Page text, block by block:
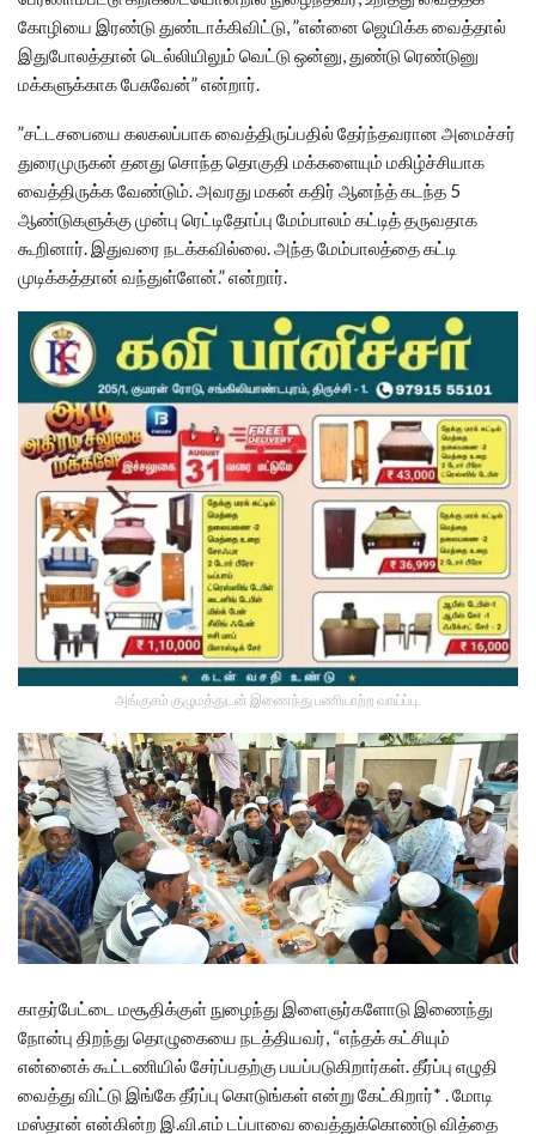
கோழியை இரண்டு துண்டாக்கிவிட்டு, ”என்னை ஜெயிக்க வைத்தால்
இதுபோலத்தான் டெல்லியிலும் வெட்டு ஒன்னு, துண்டு ரெண்டுனு
மக்களுக்காக பேசுவேன்” என்றார்.
”சட்டசபையை கலகலப்பாக வைத்திருப்பதில் தேர்ந்தவரான அமைச்சர்
துரைமுருகன் தனது சொந்த தொகுதி மக்களையும் மகிழ்ச்சியாக
வைத்திருக்க வேண்டும். அவரது மகன் கதிர் ஆனந்த் கடந்த 5
ஆண்டுகளுக்கு முன்பு ரெட்டிதோப்பு மேம்பாலம் கட்டித் தருவதாக
கூறினார். இதுவரை நடக்கவில்லை. அந்த மேம்பாலத்தை கட்டி
முடிக்கத்தான் வந்துள்ளேன்.” என்றார்.
அங்குசம் குழுமத்துடன் இணைந்து பணியாற்ற வாய்ப்பு.
காதர்பேட்டை மசூதிக்குள் நுழைந்து இளைஞர்களோடு இணைந்து
நோன்பு திறந்து தொழுகையை நடத்தியவர், “எந்தக் கட்சியும்
என்னைக் கூட்டணியில் சேர்ப்பதற்கு பயப்படுகிறார்கள். தீர்ப்பு எழுதி
வைத்து விட்டு இங்கே தீர்ப்பு கொடுங்கள் என்று கேட்கிறார்* . மோடி
மஸ்தான் என்கின்ற இ.வி.எம் டப்பாவை வைத்துக்கொண்டு வித்தை